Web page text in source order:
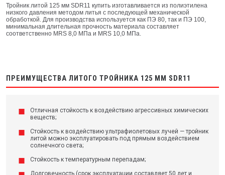
Тройник литой 125 мм SDR11 купить изготавливается из полиэтилена
низкого давления методом литья с последующей механической
обработкой. Для производства используется как ПЭ 80, так и ПЭ 100,
минимальная длительная прочность материала составляет
соответственно MRS 8,0 МПа и MRS 10,0 МПа.
ПРЕИМУЩЕСТВА ЛИТОГО ТРОЙНИКА 125 ММ SDR11
Отличная стойкость к воздействию агрессивных химических
веществ;
Стойкость к воздействию ультрафиолетовых лучей — тройник
литой можно эксплуатировать под прямым воздействием
солнечного света;
Стойкость к температурным перепадам;